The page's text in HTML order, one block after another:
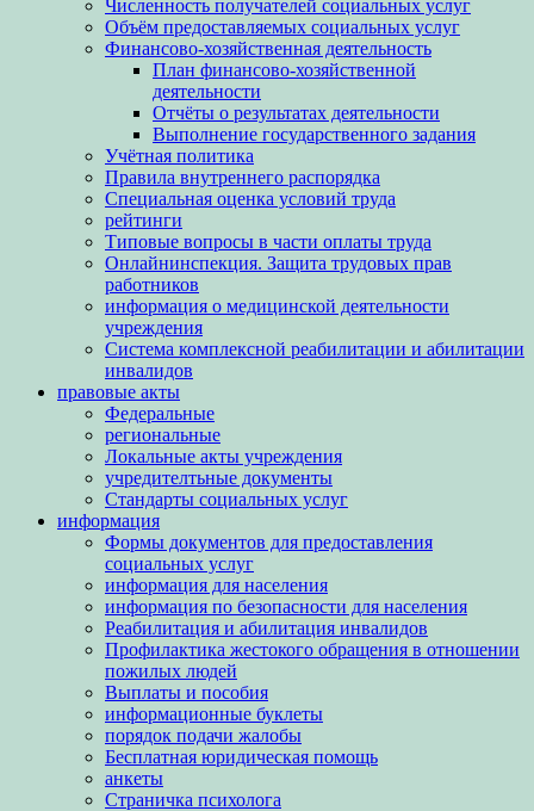
Численность получателей социальных услуг
Объём предоставляемых социальных услуг
Финансово-хозяйственная деятельность
План финансово-хозяйственной
деятельности
Отчёты о результатах деятельности
Выполнение государственного задания
Учётная политика
Правила внутреннего распорядка
Специальная оценка условий труда
рейтинги
Типовые вопросы в части оплаты труда
Онлайнинспекция. Защита трудовых прав
работников
информация о медицинской деятельности
учреждения
Система комплексной реабилитации и абилитации
инвалидов
правовые акты
Федеральные
региональные
Локальные акты учреждения
учредителтьные документы
Стандарты социальных услуг
информация
Формы документов для предоставления
социальных услуг
информация для населения
информация по безопасности для населения
Реабилитация и абилитация инвалидов
Профилактика жестокого обращения в отношении
пожилых людей
Выплаты и пособия
информационные буклеты
порядок подачи жалобы
Бесплатная юридическая помощь
анкеты
Страничка психолога